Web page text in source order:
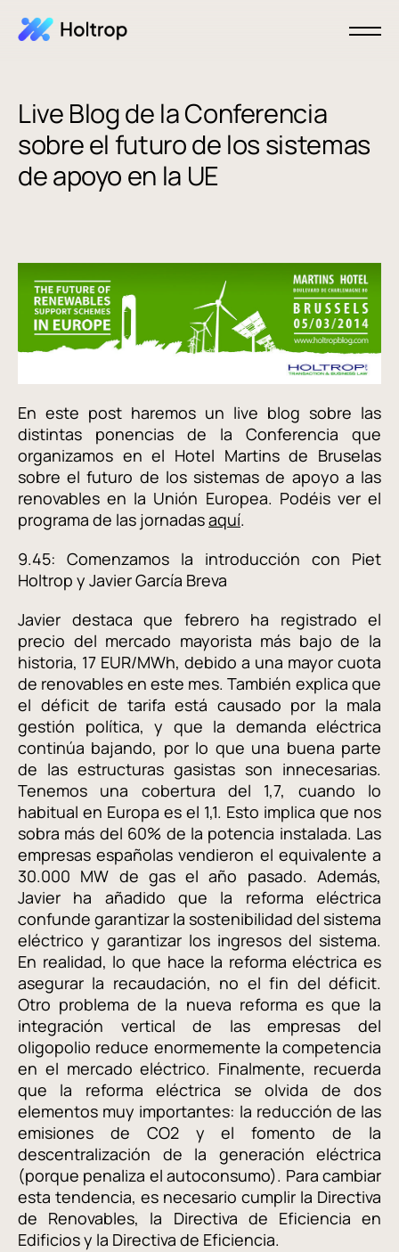
Live Blog de la Conferencia
sobre el futuro de los sistemas
de apoyo en la UE
En este post haremos un live blog sobre las
distintas ponencias de la Conferencia que
organizamos en el Hotel Martins de Bruselas
sobre el futuro de los sistemas de apoyo a las
renovables en la Unión Europea. Podéis ver el
programa de las jornadasaquí.
9.45: Comenzamos la introducción con Piet
Holtrop y Javier García Breva
Javier destaca que febrero ha registrado el
precio del mercado mayorista más bajo de la
historia, 17 EUR/MWh, debido a una mayor cuota
de renovables en este mes. También explica que
el déficit de tarifa está causado por la mala
gestión política, y que la demanda eléctrica
continúa bajando, por lo que una buena parte
de las estructuras gasistas son innecesarias.
Tenemos una cobertura del 1,7, cuando lo
habitual en Europa es el 1,1. Esto implica que nos
sobra más del 60% de la potencia instalada. Las
empresas españolas vendieron el equivalente a
30.000 MW de gas el año pasado. Además,
Javier ha añadido que la reforma eléctrica
confunde garantizar la sostenibilidad del sistema
eléctrico y garantizar los ingresos del sistema.
En realidad, lo que hace la reforma eléctrica es
asegurar la recaudación, no el fin del déficit.
Otro problema de la nueva reforma es que la
integración vertical de las empresas del
oligopolio reduce enormemente la competencia
en el mercado eléctrico. Finalmente, recuerda
que la reforma eléctrica se olvida de dos
elementos muy importantes: la reducción de las
emisiones de CO2 y el fomento de la
descentralización de la generación eléctrica
(porque penaliza el autoconsumo). Para cambiar
esta tendencia, es necesario cumplir la Directiva
de Renovables, la Directiva de Eficiencia en
Edificios y la Directiva de Eficiencia.